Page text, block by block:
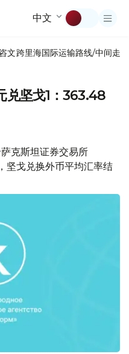
中文
文跨里海国际运输路线/中间走廊
兑坚戈1：363.48
克斯坦证券交易所
坚戈兑换外币平均汇率结